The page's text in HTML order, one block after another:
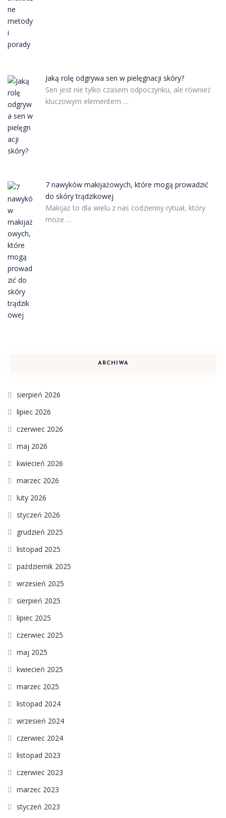
Jaką rolę odgrywa sen w pielęgnacji skóry?
Sen jest nie tylko czasem odpoczynku, ale również
kluczowym elementem …
7 nawyków makijażowych, które mogą prowadzić
do skóry trądzikowej
Makijaż to dla wielu z nas codzienny rytuał, który
może …
ARCHIWA
sierpień 2026
lipiec 2026
czerwiec 2026
maj 2026
kwiecień 2026
marzec 2026
luty 2026
styczeń 2026
grudzień 2025
listopad 2025
październik 2025
wrzesień 2025
sierpień 2025
lipiec 2025
czerwiec 2025
maj 2025
kwiecień 2025
marzec 2025
listopad 2024
wrzesień 2024
czerwiec 2024
listopad 2023
czerwiec 2023
marzec 2023
styczeń 2023